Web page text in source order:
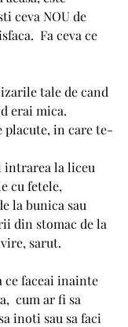
ceva NOU de
Fa ceva ce
tale de cand
erai mica.
in care te-
intrarea la liceu
cu fetele,
la bunica sau
din stomac de la
sarut.
ce faceai inainte
cum ar fi sa
inoti sau sa faci